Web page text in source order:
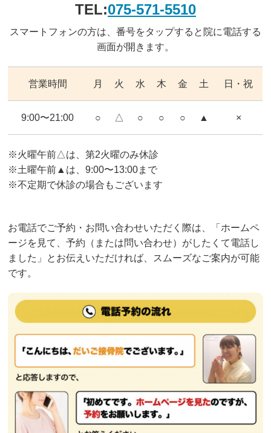
TEL:075-571-5510
スマートフォンの方は、番号をタップすると院に電話する
画面が開きます。
営業時間 月 火 水 木 金 土 日・祝
9:00〜21:00 ○ △ ○ ○ ○ ▲ ×
※火曜午前△は、第2火曜のみ休診
※土曜午前▲は、9:00〜13:00まで
※不定期で休診の場合もございます
お電話でご予約・お問い合わせいただく際は、「ホームペ
ージを見て、予約（または問い合わせ）がしたくて電話し
ました」とお伝えいただければ、スムーズなご案内が可能
です。